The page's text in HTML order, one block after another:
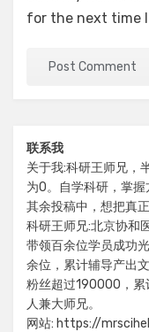
for the next time
联系我
关于我:科研王师兄，
为0。自学科研，掌握
其余投稿中，想把真
科研王师兄:北京协和
带领百余位学员成功
余位，累计辅导产出
粉丝超过190000，
人兼大师兄。
网站: https://